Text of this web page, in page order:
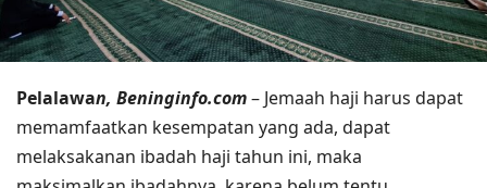
Pelalawan, Beninginfo.com– Jemaah haji harus dapat
memamfaatkan kesempatan yang ada, dapat
melaksakanan ibadah haji tahun ini, maka